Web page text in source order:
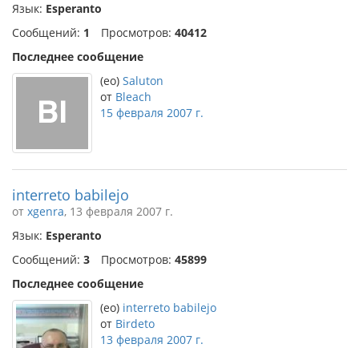
Язык: Esperanto
Сообщений: 1 Просмотров: 40412
Последнее сообщение
(eo) Saluton
от Bleach
15 февраля 2007 г.
interreto babilejo
от xgenra, 13 февраля 2007 г.
Язык: Esperanto
Сообщений: 3 Просмотров: 45899
Последнее сообщение
(eo) interreto babilejo
от Birdeto
13 февраля 2007 г.